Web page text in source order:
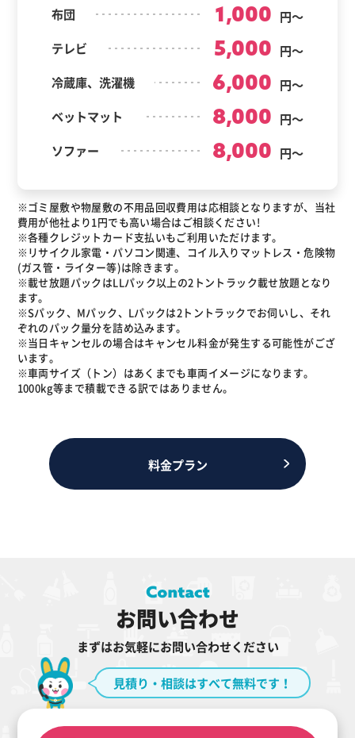
布団
1,000 円～
テレビ
5,000 円～
冷蔵庫、洗濯機
6,000 円～
ベットマット
8,000 円～
ソファー
8,000 円～
※ゴミ屋敷や物屋敷の不用品回収費用は応相談となりますが、当社
費用が他社より1円でも高い場合はご相談ください!
※各種クレジットカード支払いもご利用いただけます。
※リサイクル家電・パソコン関連、コイル入りマットレス・危険物
(ガス管・ライター等)は除きます。
※載せ放題パックはLLパック以上の2トントラック載せ放題となり
ます。
※Sパック、Mパック、Lパックは2トントラックでお伺いし、それ
ぞれのパック量分を詰め込みます。
※当日キャンセルの場合はキャンセル料金が発生する可能性がござ
います。
※車両サイズ（トン）はあくまでも車両イメージになります。
1000kg等まで積載できる訳ではありません。
料金プラン
お問い合わせ
まずはお気軽にお問い合わせください
見積り・相談はすべて無料です！